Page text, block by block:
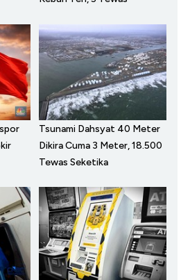
Tsunami Dahsyat 40 Meter
Dikira Cuma 3 Meter, 18.500
Tewas Seketika